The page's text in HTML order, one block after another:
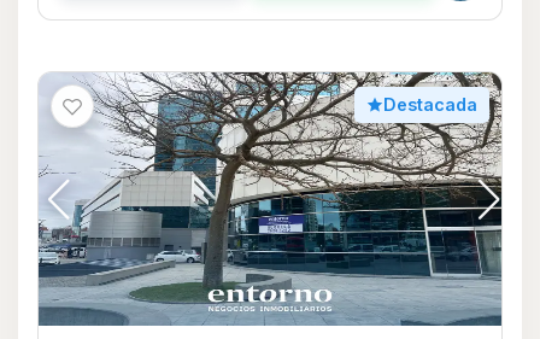
Destacada